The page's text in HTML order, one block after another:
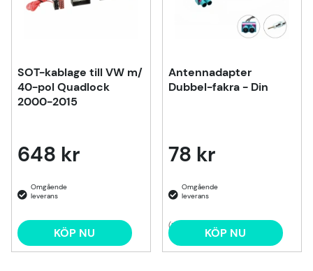
SOT-kablage till VW m/
40-pol Quadlock
2000-2015
648 kr
KÖP NU
Antennadapter
Dubbel-fakra - Din
78 kr
(1) KÖP NU